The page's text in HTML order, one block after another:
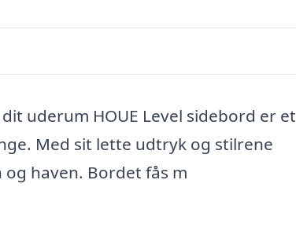
uderum HOUE Level sidebord er et
Med sit lette udtryk og stilrene
haven. Bordet fås m